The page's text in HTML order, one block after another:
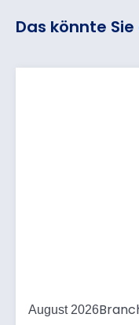
Das könnte
August 2026